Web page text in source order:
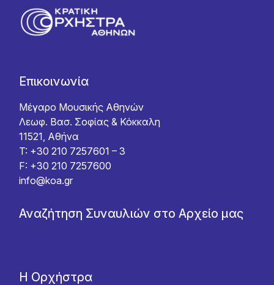
Επικοινωνία
Μέγαρο Μουσικής Αθηνών
Λεωφ. Βασ. Σοφίας & Κόκκαλη
11521, Αθήνα
T: +30 210 7257601 – 3
F: +30 210 7257600
info@koa.gr
Αναζήτηση Συναυλιών στο Αρχείο μας
Η Ορχήστρα